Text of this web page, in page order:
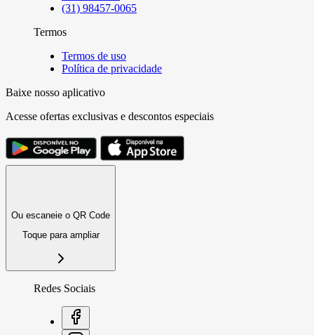
(31) 98457-0065
Termos
Termos de uso
Política de privacidade
Baixe nosso aplicativo
Acesse ofertas exclusivas e descontos especiais
Ou escaneie o QR Code
Toque para ampliar
Redes Sociais